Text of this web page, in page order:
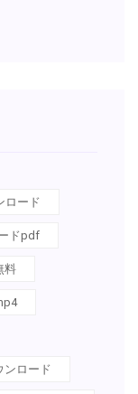
ロード
ドpdf
料
ンロード